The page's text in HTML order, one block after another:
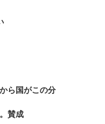
ら国がこの分
賛成